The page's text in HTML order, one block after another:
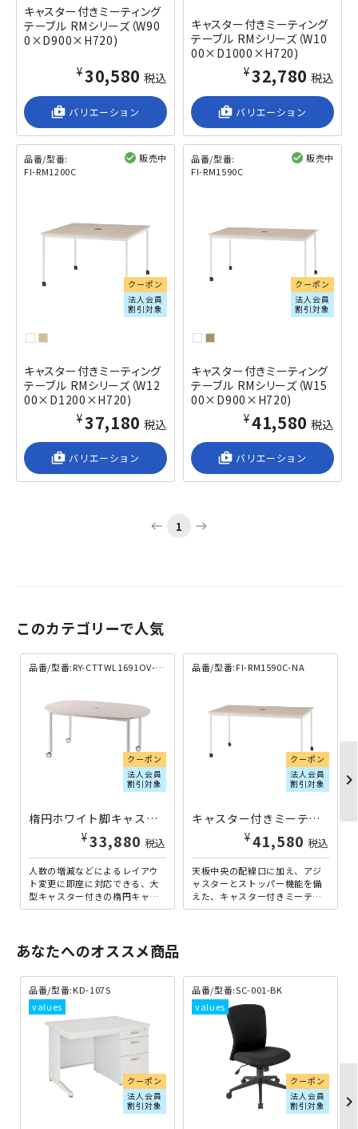
キャスター付きミーティング
テーブル RMシリーズ（W90
0×D900×H720)
¥30,580 税込
shop_2 バリエーション
キャスター付きミーティング
テーブル RMシリーズ（W10
00×D1000×H720)
¥32,780 税込
shop_2 バリエーション
品番/型番:
FI-RM1200C
販売中
クーポン
法人会員
割引対象
キャスター付きミーティング
テーブル RMシリーズ（W12
00×D1200×H720)
¥37,180 税込
shop_2 バリエーション
品番/型番:
FI-RM1590C
販売中
クーポン
法人会員
割引対象
キャスター付きミーティング
テーブル RMシリーズ（W15
00×D900×H720)
¥41,580 税込
shop_2 バリエーション
west 1 east
このカテゴリーで人気
品番/型番:RY-CTTWL1691OV-NA
クーポン
法人会員
割引対象
楕円ホワイト脚キャスターテーブル W1600×D910×H700 ナチュラルF RY-CTTWL1691OV-NA | 132000
¥33,880 税込
人数の増減などによるレイアウ
ト変更に即座に対応できる、大
型キャスター付きの楕円キャス
ターテーブル。楕円タイプのテ
品番/型番:FI-RM1590C-NA
クーポン
法人会員
割引対象
キャスター付きミーティングテーブル RMシリーズ W1500×D900×H720 ナチュラル FI-RM1590C-NA | 615340
¥41,580 税込
天板中央の配線口に加え、アジ
ャスターとストッパー機能を備
えた、キャスター付きミーティ
ングテーブル「RMシリーズ」の
chevron_right
あなたへのオススメ商品
品番/型番:KD-107S
クーポン
法人会員
割引対象
品番/型番:SC-001-BK
クーポン
法人会員
割引対象
chevron_right